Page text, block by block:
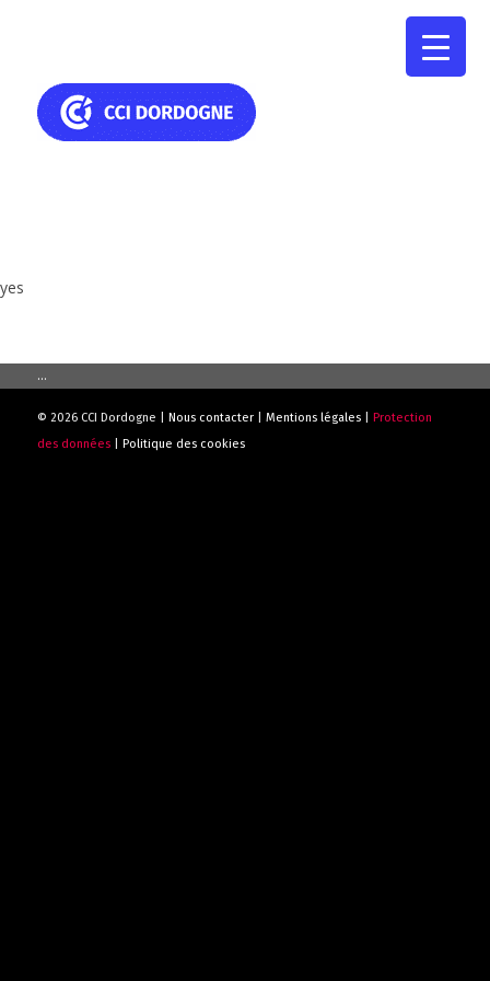
yes
...
© 2026 CCI Dordogne | Nous contacter| Mentions légales| Protection
des données| Politique des cookies